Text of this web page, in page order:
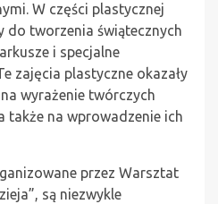
W części plastycznej
do tworzenia świątecznych
i specjalne
zajęcia plastyczne okazały
wyrażenie twórczych
także na wprowadzenie ich
przez Warsztat
są niezwykle